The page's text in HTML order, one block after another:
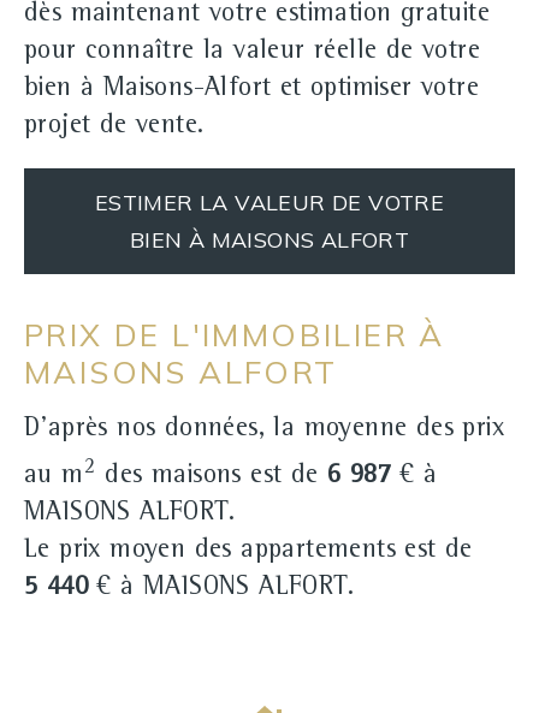
dès maintenant votre estimation gratuite
pour connaître la valeur réelle de votre
bien à Maisons-Alfort et optimiser votre
projet de vente.
ESTIMER LA VALEUR DE VOTRE
BIEN À MAISONS ALFORT
PRIX DE L'IMMOBILIER À
MAISONS ALFORT
D'après nos données, la moyenne des prix
au m 2 des maisons est de 6 987 € à
MAISONS ALFORT.
Le prix moyen des appartements est de
5 440€ à MAISONS ALFORT.